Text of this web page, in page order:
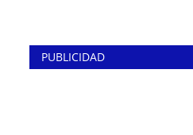
PUBLICIDAD